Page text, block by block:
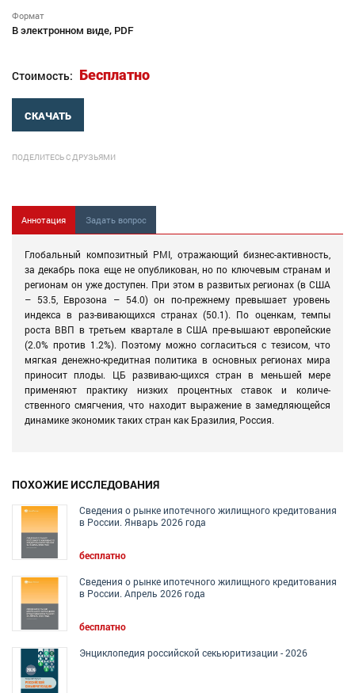
Формат
В электронном виде, PDF
Стоимость: Бесплатно
СКАЧАТЬ
ПОДЕЛИТЕСЬ С ДРУЗЬЯМИ
Аннотация Задать вопрос
Глобальный композитный PMI, отражающий бизнес-активность,
за декабрь пока еще не опубликован, но по ключевым странам и
регионам он уже доступен. При этом в развитых регионах (в США
– 53.5, Еврозона – 54.0) он по-прежнему превышает уровень
индекса в раз-вивающихся странах (50.1). По оценкам, темпы
роста ВВП в третьем квартале в США пре-вышают европейские
(2.0% против 1.2%). Поэтому можно согласиться с тезисом, что
мягкая денежно-кредитная политика в основных регионах мира
приносит плоды. ЦБ развиваю-щихся стран в меньшей мере
применяют практику низких процентных ставок и количе-
ственного смягчения, что находит выражение в замедляющейся
динамике экономик таких стран как Бразилия, Россия.
ПОХОЖИЕ ИССЛЕДОВАНИЯ
Сведения о рынке ипотечного жилищного кредитования
в России. Январь 2026 года
бесплатно
Сведения о рынке ипотечного жилищного кредитования
в России. Апрель 2026 года
бесплатно
Энциклопедия российской секьюритизации - 2026